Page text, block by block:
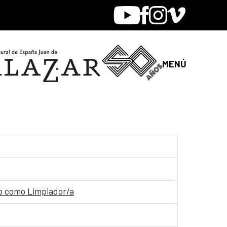
YoutubeFacebook
Instagram
Vimeo
MENÚ
como Limpiador/a